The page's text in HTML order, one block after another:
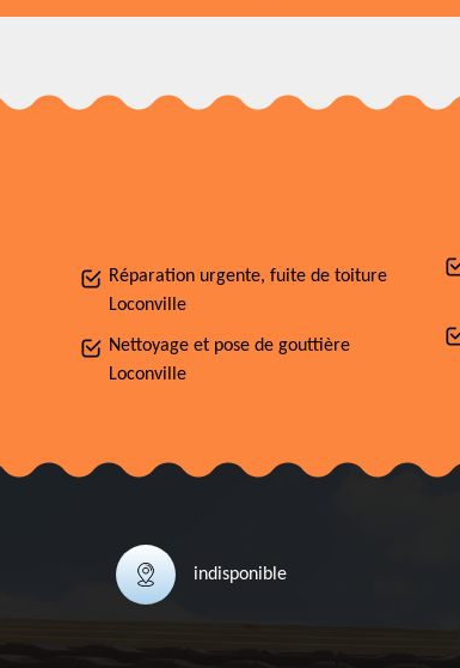
Réparation urgente, fuite de toiture
Loconville
Nettoyage et pose de gouttière
Loconville
indisponible